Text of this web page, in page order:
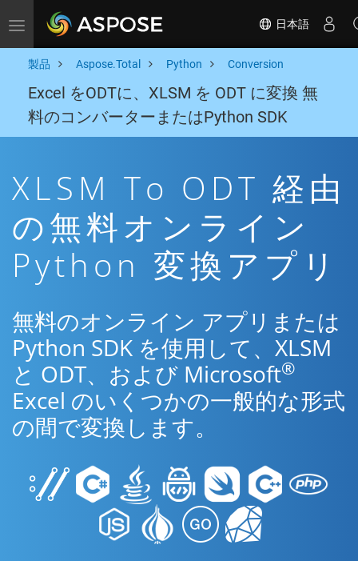
Toggle navigation 日本語
製品 Aspose.Total Python Conversion
Excel をODTに、XLSM を ODT に変換 無
料のコンバーターまたはPython SDK
XLSM To ODT 経由
の無料オンライン
Python 変換アプリ
無料のオンライン アプリまたは
Python SDK を使用して、XLSM
と ODT、および Microsoft®
Excel のいくつかの一般的な形式
の間で変換します。